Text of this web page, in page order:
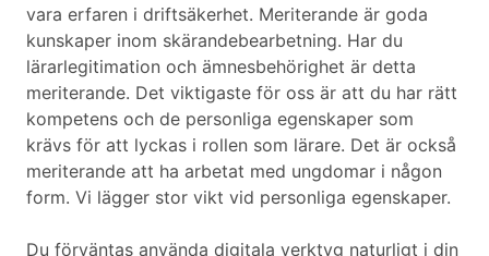
vara erfaren i driftsäkerhet. Meriterande är goda
kunskaper inom skärandebearbetning. Har du
lärarlegitimation och ämnesbehörighet är detta
meriterande. Det viktigaste för oss är att du har rätt
kompetens och de personliga egenskaper som
krävs för att lyckas i rollen som lärare. Det är också
meriterande att ha arbetat med ungdomar i någon
form. Vi lägger stor vikt vid personliga egenskaper.
Du förväntas använda digitala verktyg naturligt i din